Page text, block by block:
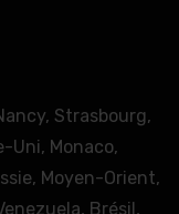
Strasbourg,
Uni, Monaco,
Moyen-Orient,
Brésil,